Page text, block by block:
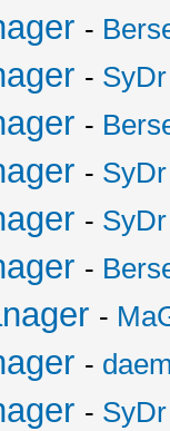
-
- SyDr
-
- SyDr
- SyDr
-
-
-
- SyDr